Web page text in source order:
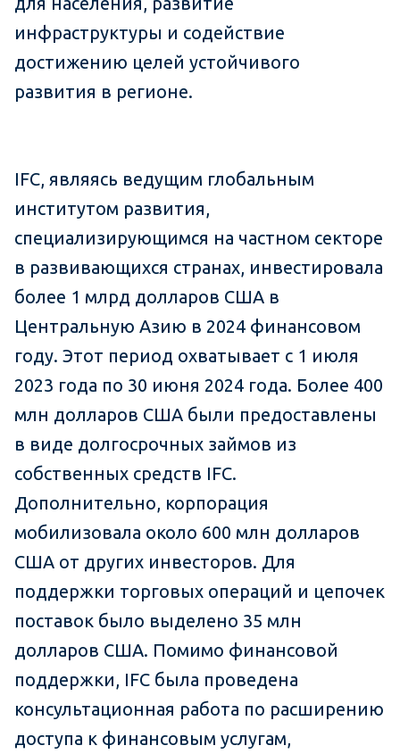
инфраструктуры и содействие
достижению целей устойчивого
развития в регионе.
IFC, являясь ведущим глобальным
институтом развития,
специализирующимся на частном секторе
в развивающихся странах, инвестировала
более 1 млрд долларов США в
Центральную Азию в 2024 финансовом
году. Этот период охватывает с 1 июля
2023 года по 30 июня 2024 года. Более 400
млн долларов США были предоставлены
в виде долгосрочных займов из
собственных средств IFC.
Дополнительно, корпорация
мобилизовала около 600 млн долларов
США от других инвесторов. Для
поддержки торговых операций и цепочек
поставок было выделено 35 млн
долларов США. Помимо финансовой
поддержки, IFC была проведена
консультационная работа по расширению
доступа к финансовым услугам,